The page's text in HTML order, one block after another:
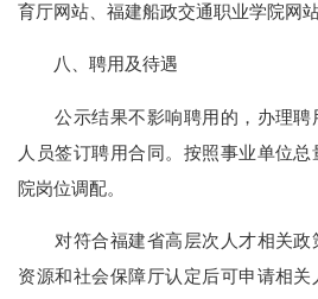
育厅网站、福建船政交通职业学院网
八、聘用及待遇
公示结果不影响聘用的，办理聘
人员签订聘用合同。按照事业单位
院岗位调配。
对符合福建省高层次人才相关政
资源和社会保障厅认定后可申请相关